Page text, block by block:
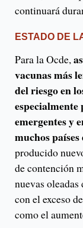
continuará
ESTADO DE
Para la Ocde,
vacunas más
del riesgo en
especialmente
emergentes y
muchos
producido
de contención
nuevas
con el exceso
como el